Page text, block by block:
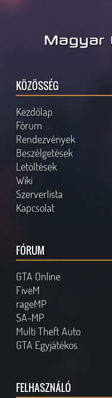
Magyar
KÖZÖSSÉG
Kezdőlap
Fórum
Rendezvények
Beszélgetések
Letöltések
Wiki
Szerverlista
Kapcsolat
FÓRUM
GTA Online
FiveM
rageMP
SA-MP
Multi Theft Auto
GTA Egyjátékos
FELHASZNÁLÓ